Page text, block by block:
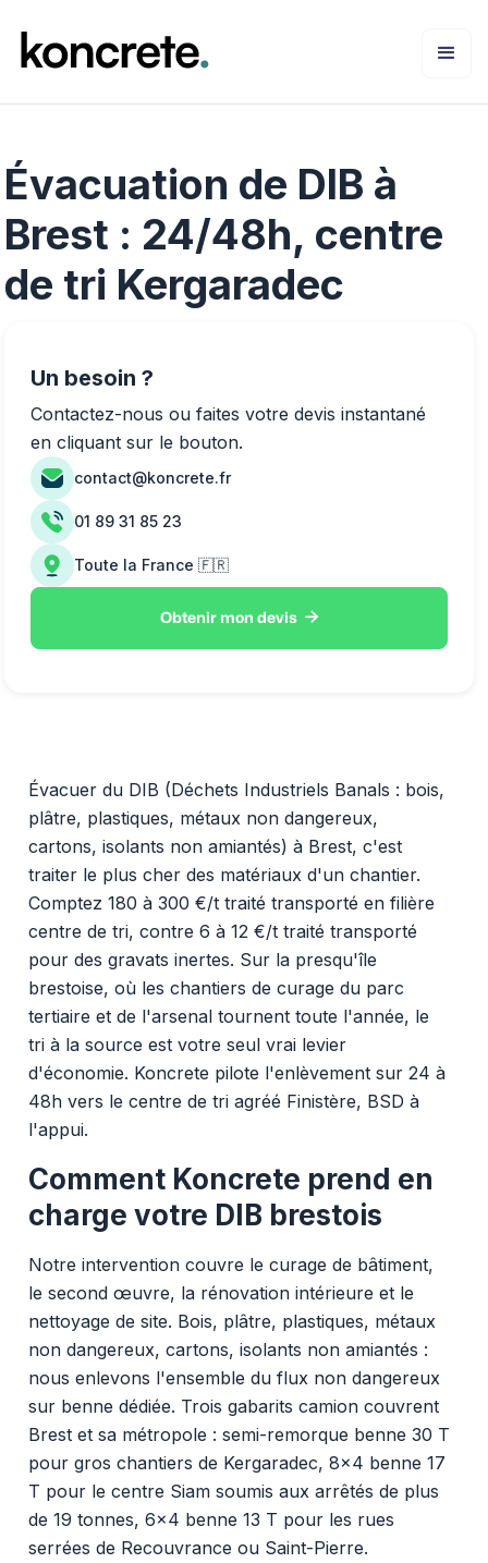
Évacuation de DIB à
Brest : 24/48h, centre
de tri Kergaradec
Évacuer du DIB (Déchets Industriels Banals : bois,
plâtre, plastiques, métaux non dangereux,
cartons, isolants non amiantés) à Brest, c'est
traiter le plus cher des matériaux d'un chantier.
Comptez 180 à 300 €/t traité transporté en filière
centre de tri, contre 6 à 12 €/t traité transporté
pour des gravats inertes. Sur la presqu'île
brestoise, où les chantiers de curage du parc
tertiaire et de l'arsenal tournent toute l'année, le
tri à la source est votre seul vrai levier
d'économie. Koncrete pilote l'enlèvement sur 24 à
48h vers le centre de tri agréé Finistère, BSD à
l'appui.
Comment Koncrete prend en
charge votre DIB brestois
Notre intervention couvre le curage de bâtiment,
le second œuvre, la rénovation intérieure et le
nettoyage de site. Bois, plâtre, plastiques, métaux
non dangereux, cartons, isolants non amiantés :
nous enlevons l'ensemble du flux non dangereux
sur benne dédiée. Trois gabarits camion couvrent
Brest et sa métropole : semi-remorque benne 30 T
pour gros chantiers de Kergaradec, 8x4 benne 17
T pour le centre Siam soumis aux arrêtés de plus
de 19 tonnes, 6x4 benne 13 T pour les rues
serrées de Recouvrance ou Saint-Pierre.
Un besoin ?
Contactez-nous ou faites votre devis instantané
en cliquant sur le bouton.
contact@koncrete.fr
01 89 31 85 23
Toute la France 🇫🇷
Obtenir mon devis 